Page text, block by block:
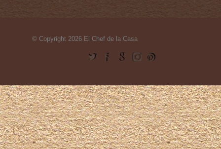
© Copyright 2026 El Chef de la Casa